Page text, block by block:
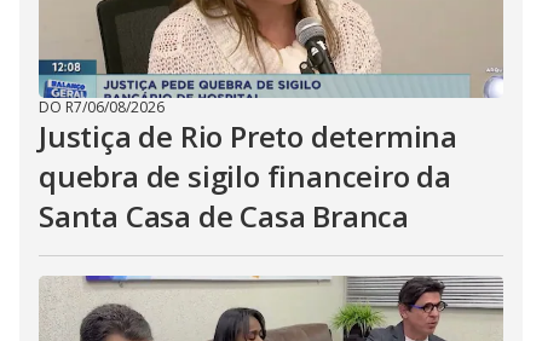
DO R7/06/08/2026
Justiça de Rio Preto determina
quebra de sigilo financeiro da
Santa Casa de Casa Branca